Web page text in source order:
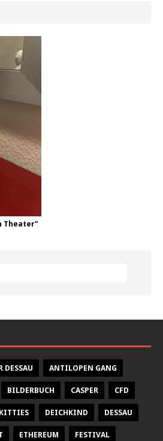
Theater"
DESSAU ANTILOPEN GANG
BILDERBUCH CASPER CFD
DEICHKIND DESSAU
ETHEREUM FESTIVAL